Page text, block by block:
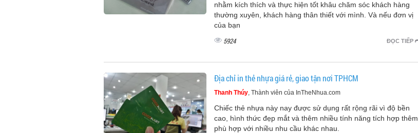
nhằm kích thích và thực hiện tốt khâu chăm sóc khách hàng
thường xuyên, khách hàng thân thiết với mình. Và nếu đơn vị
của bạn
ĐỌC TIẾP
5924
Địa chỉ in thẻ nhựa giá rẻ, giao tận nơi TPHCM
Thanh Thúy, Thành viên của InTheNhua.com
Chiếc thẻ nhựa này nay được sử dụng rất rộng rãi vì độ bền
cao, hình thức đẹp mắt và thêm nhiều tính năng tích hợp thêm
phù hợp với nhiều nhu cầu khác nhau.